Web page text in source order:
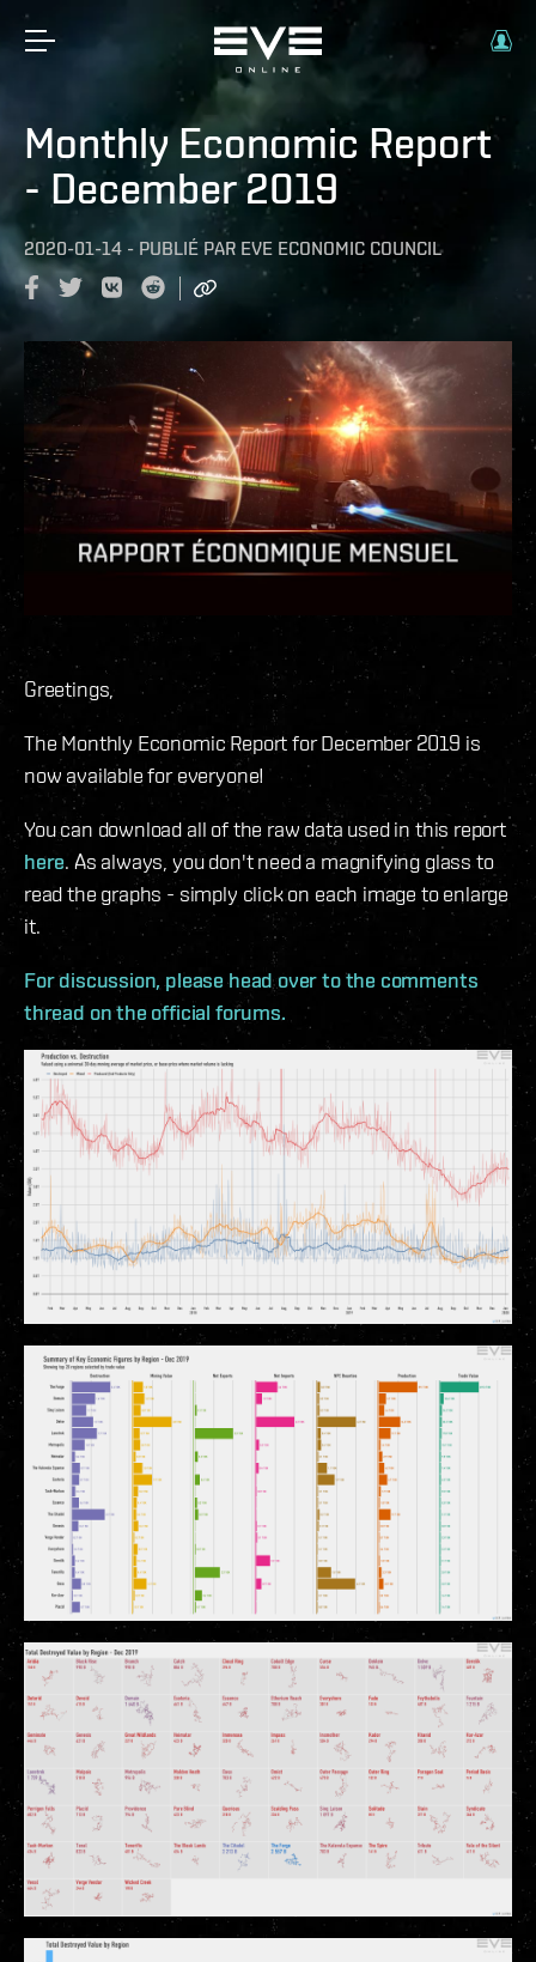
Monthly Economic Report
- December 2019
2020-01-14 - PUBLIÉ PAR EVE ECONOMIC COUNCIL
Greetings,
The Monthly Economic Report for December 2019 is
now available for everyone!
You can download all of the raw data used in this report
here. As always, you don't need a magnifying glass to
read the graphs - simply click on each image to enlarge
it.
For discussion, please head over to the comments
thread on the official forums.